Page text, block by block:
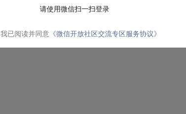
请使用微信扫一扫登录
我已阅读并同意 《微信开放社区交流专区服务协议》